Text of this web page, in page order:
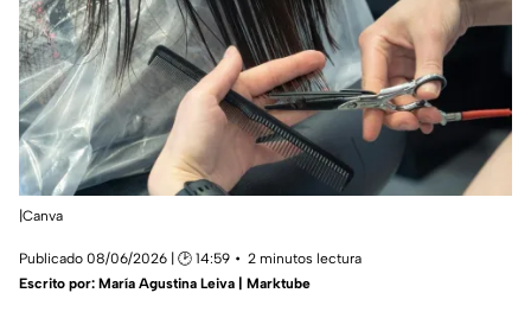
|Canva
Publicado 08/06/2026 | 🕑 14:59
2 minutos lectura
Escrito por: María Agustina Leiva | Marktube